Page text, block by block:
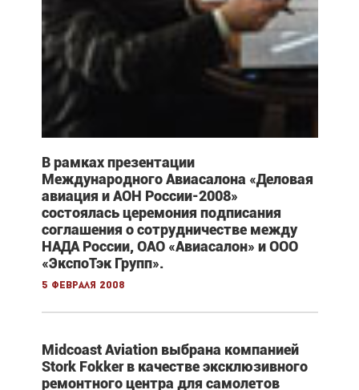
В рамках презентации
Международного Авиасалона «Деловая
авиация и АОН России-2008»
состоялась церемония подписания
соглашения о сотрудничестве между
НАДА России, ОАО «Авиасалон» и ООО
«ЭкспоТэк Групп».
5 февраля 2008
Midcoast Aviation выбрана компанией
Stork Fokker в качестве эксклюзивного
ремонтного центра для самолетов